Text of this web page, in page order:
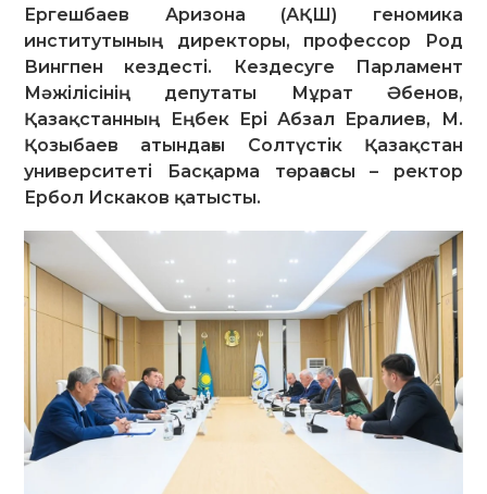
Ергешбаев Аризона (АҚШ) геномика
институтының директоры, профессор Род
Вингпен кездесті. Кездесуге Парламент
Мәжілісінің депутаты Мұрат Әбенов,
Қазақстанның Еңбек Ері Абзал Ералиев, М.
Қозыбаев атындағы Солтүстік Қазақстан
университеті Басқарма төрағасы – ректор
Ербол Искаков қатысты.